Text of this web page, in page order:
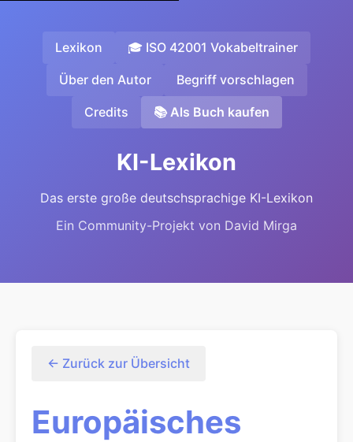
Lexikon 🎓 ISO 42001 Vokabeltrainer
Über den Autor Begriff vorschlagen
Credits 📚 Als Buch kaufen
KI-Lexikon
Das erste große deutschsprachige KI-Lexikon
Ein Community-Projekt von David Mirga
← Zurück zur Übersicht
Europäisches